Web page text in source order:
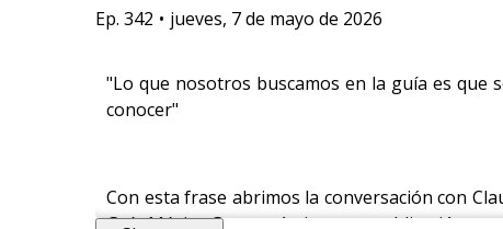
Ep. 342 • jueves, 7 de mayo de 2026
​"Lo que nosotros buscamos en la guía es que
conocer"
Con esta frase abrimos la conversación con
Guía México Gastronómico, una publicación